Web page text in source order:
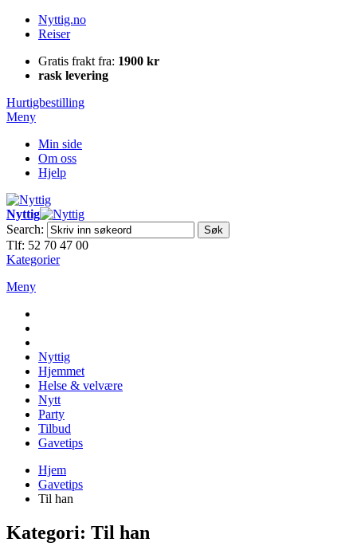
Nyttig.no
Reiser
Gratis frakt fra: 1900 kr
rask levering
Hurtigbestilling
Meny
Min side
Om oss
Hjelp
Nyttig
Search:
Søk
Tlf: 52 70 47 00
Kategorier
Meny
Nyttig
Hjemmet
Helse & velvære
Nytt
Party
Tilbud
Gavetips
Hjem
Gavetips
Til han
Kategori: Til han